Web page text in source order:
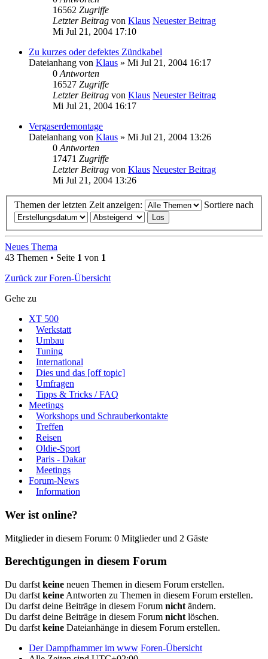
16562 Zugriffe
Letzter Beitrag von Klaus Neuester Beitrag
Mi Jul 21, 2004 17:10
Zu kurzes oder defektes Zündkabel
Dateianhang von Klaus » Mi Jul 21, 2004 16:17
0 Antworten
16527 Zugriffe
Letzter Beitrag von Klaus Neuester Beitrag
Mi Jul 21, 2004 16:17
Vergaserdemontage
Dateianhang von Klaus » Mi Jul 21, 2004 13:26
0 Antworten
17471 Zugriffe
Letzter Beitrag von Klaus Neuester Beitrag
Mi Jul 21, 2004 13:26
Themen der letzten Zeit anzeigen: Sortiere nach
Neues Thema
43 Themen • Seite 1 von 1
Zurück zur Foren-Übersicht
Gehe zu
XT 500
Werkstatt
Umbau
Tuning
International
Dies und das [off topic]
Umfragen
Tipps & Tricks / FAQ
Meetings
Workshops und Schrauberkontakte
Treffen
Reisen
Oldie-Sport
Paris - Dakar
Meetings
Forum-News
Information
Wer ist online?
Mitglieder in diesem Forum: 0 Mitglieder und 2 Gäste
Berechtigungen in diesem Forum
Du darfst keine neuen Themen in diesem Forum erstellen.
Du darfst keine Antworten zu Themen in diesem Forum erstellen.
Du darfst deine Beiträge in diesem Forum nicht ändern.
Du darfst deine Beiträge in diesem Forum nicht löschen.
Du darfst keine Dateianhänge in diesem Forum erstellen.
Der Dampfhammer im www Foren-Übersicht